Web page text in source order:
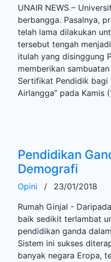
UNAIR NEWS –
berbangga. Pasalnya,
telah lama dilakukan
tersebut tengah
itulah yang disinggung
memberikan
Sertifikat Pendidik bagi
Airlangga” pada Kamis
Pendidikan
Demografi
Opini /
23/01/2018
Rumah Ginjal -
baik sedikit terlambat
pendidikan ganda
Sistem ini sukses
banyak negara Eropa,